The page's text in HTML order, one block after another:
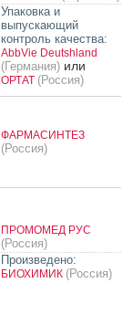
Упаковка и
выпускающий
контроль качества:
AbbVie Deutshland
(Германия) или
ОРТАТ (Россия)
ФАРМАСИНТЕЗ
(Россия)
ПРОМОМЕД РУС
(Россия)
Произведено:
БИОХИМИК (Россия)